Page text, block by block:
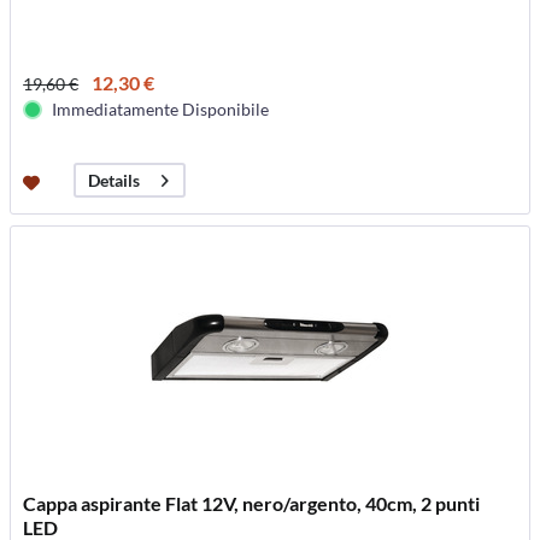
19,60 € 12,30 €
Immediatamente Disponibile
Details
Cappa aspirante Flat 12V, nero/argento, 40cm, 2 punti
LED